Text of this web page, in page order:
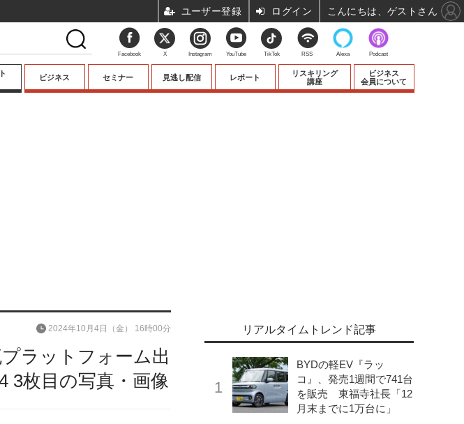
ビジネス セミナー 見逃し配信 レポート
リスキリング
講座
ビジネス
会員について
ラットフォーム出
3枚目の写真・画像
2024年10月4日（金） 16時00分 リアルタイムトレンド記事
BYDの軽EV『ラッ
コ』、発売1週間で741台
を販売 東福寺社長「12
月末までに1万台に」
Facebook X Instagram YouTube TikTok RSS Alexa Podcast
ユーザー登録 ログイン こんにちは、ゲストさん